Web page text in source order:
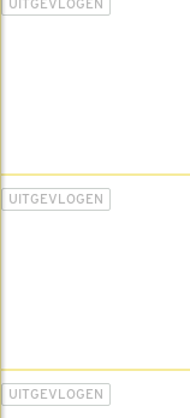
UITGEVLOGEN
UITGEVLOGEN
UITGEVLOGEN